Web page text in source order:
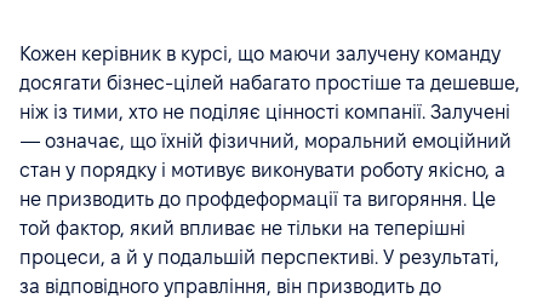
Кожен керівник в курсі, що маючи залучену команду
досягати бізнес-цілей набагато простіше та дешевше,
ніж із тими, хто не поділяє цінності компанії. Залучені
— означає, що їхній фізичний, моральний емоційний
стан у порядку і мотивує виконувати роботу якісно, а
не призводить до профдеформації та вигоряння. Це
той фактор, який впливає не тільки на теперішні
процеси, а й у подальшій перспективі. У результаті,
за відповідного управління, він призводить до